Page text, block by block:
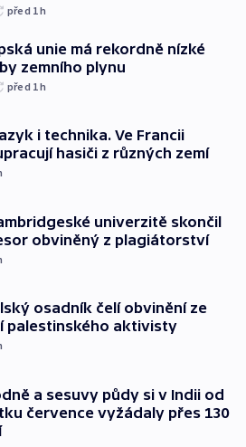
před 1h
unie má rekordně nízké
zemního plynu
před 1h
i technika. Ve Francii
hasiči z různých zemí
univerzitě skončil
obviněný z plagiátorství
osadník čelí obvinění ze
palestinského aktivisty
a sesuvy půdy si v Indii od
července vyžádaly přes 130